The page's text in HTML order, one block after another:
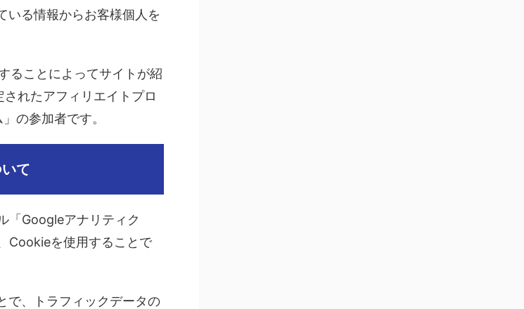
いる情報からお客様個人を
ることによってサイトが紹
れたアフィリエイトプロ
の参加者です。
て
「Googleアナリティク
Cookieを使用することで
で、トラフィックデータの